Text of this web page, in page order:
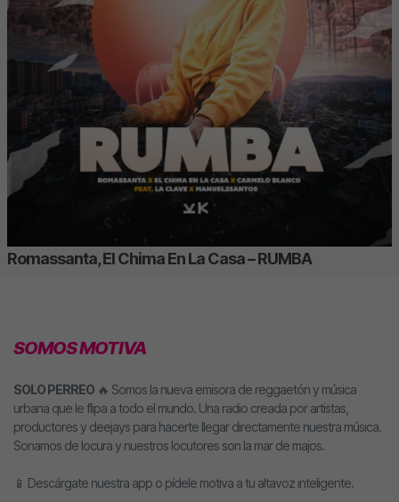
Romassanta, El Chima En La Casa – RUMBA
SOMOS MOTIVA
SOLO PERREO 🔥 Somos la nueva emisora de reggaetón y música
urbana que le flipa a todo el mundo. Una radio creada por artistas,
productores y deejays para hacerte llegar directamente nuestra música.
Sonamos de locura y nuestros locutores son la mar de majos.
📱 Descárgate nuestra app o pídele motiva a tu altavoz inteligente.